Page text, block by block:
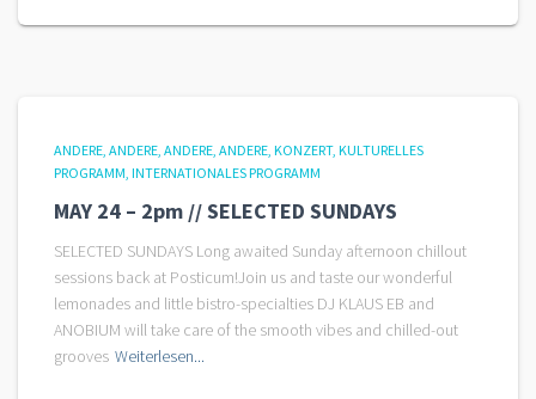
ANDERE ANDERE ANDERE ANDERE KONZERT KULTURELLES
PROGRAMM INTERNATIONALES PROGRAMM
MAY 24 – 2pm // SELECTED SUNDAYS
SELECTED SUNDAYS Long awaited Sunday afternoon chillout
sessions back at Posticum!Join us and taste our wonderful
lemonades and little bistro-specialties DJ KLAUS EB and
ANOBIUM will take care of the smooth vibes and chilled-out
grooves Weiterlesen...